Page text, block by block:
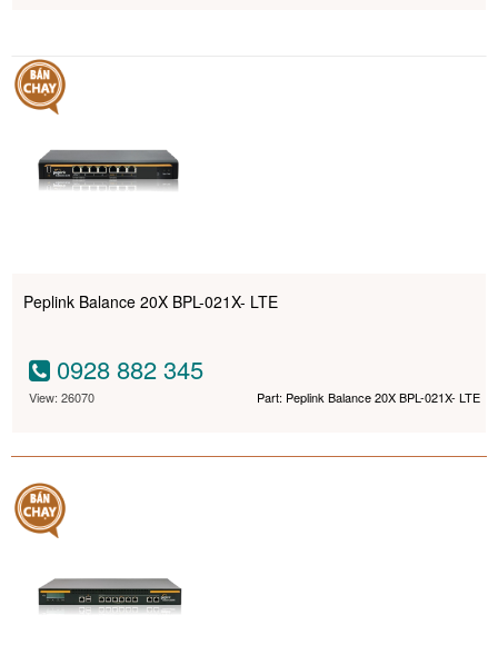
Peplink Balance 20X BPL-021X- LTE
0928 882 345
View: 26070 Part: Peplink Balance 20X BPL-021X- LTE